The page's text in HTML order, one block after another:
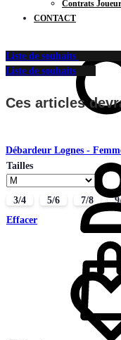
Contrats
CONTACT
Liste de souhaits
Liste de souhaits
Ces articles
Débardeur Lognes -
Tailles
3/4 5/6 7/8
Effacer